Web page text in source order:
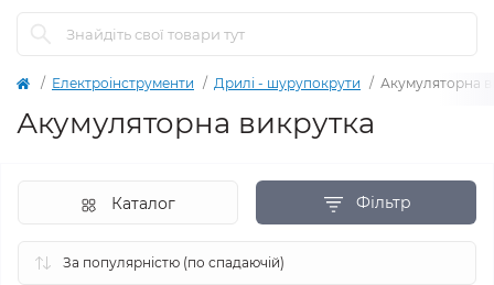
Електроінструменти Дрилі - шурупокрути Акумуляторна
Акумуляторна викрутка
Фільтр
Каталог